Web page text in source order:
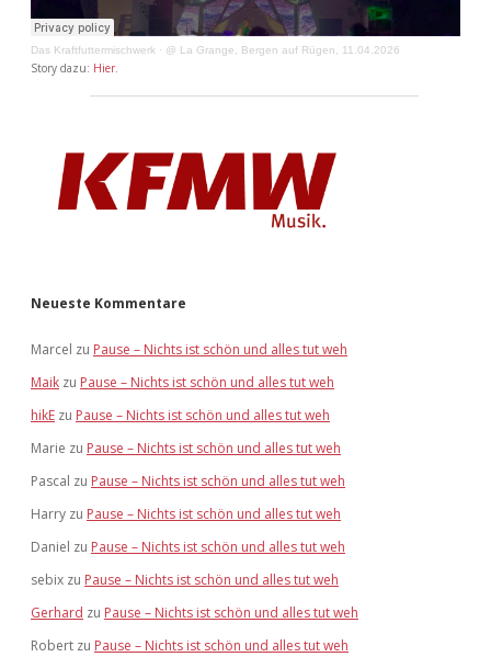
Das Kraftfuttermischwerk · @ La Grange, Bergen auf Rügen, 11.04.2026
Story dazu: Hier
Neueste Kommentare
Marcel zu Pause – Nichts ist schön und alles tut weh
Maik zu Pause – Nichts ist schön und alles tut weh
hikE zu Pause – Nichts ist schön und alles tut weh
Marie zu Pause – Nichts ist schön und alles tut weh
Pascal zu Pause – Nichts ist schön und alles tut weh
Harry zu Pause – Nichts ist schön und alles tut weh
Daniel zu Pause – Nichts ist schön und alles tut weh
sebix zu Pause – Nichts ist schön und alles tut weh
Gerhard zu Pause – Nichts ist schön und alles tut weh
Robert zu Pause – Nichts ist schön und alles tut weh